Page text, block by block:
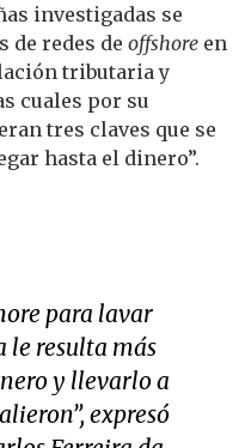
investigadas se
de redes de offshore en
tributaria y
cuales por su
tres claves que se
hasta el dinero”.
para lavar
le resulta más
y llevarlo a
expresó